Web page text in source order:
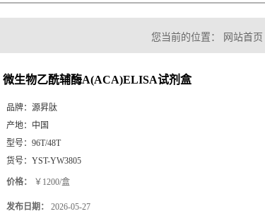
您当前的位置： 网站首页
微生物乙酰辅酶A(ACA)ELISA试剂盒
品牌： 源昇肽
产地： 中国
型号： 96T/48T
货号： YST-YW3805
价格： ￥1200/盒
发布日期： 2026-05-27